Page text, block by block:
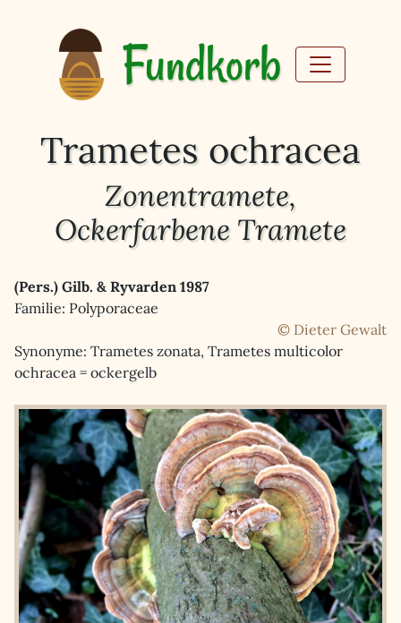
Fundkorb
Trametes ochracea
Zonentramete,
Ockerfarbene Tramete
(Pers.) Gilb. & Ryvarden 1987
Familie: Polyporaceae
© Dieter Gewalt
Synonyme: Trametes zonata, Trametes multicolor
ochracea = ockergelb